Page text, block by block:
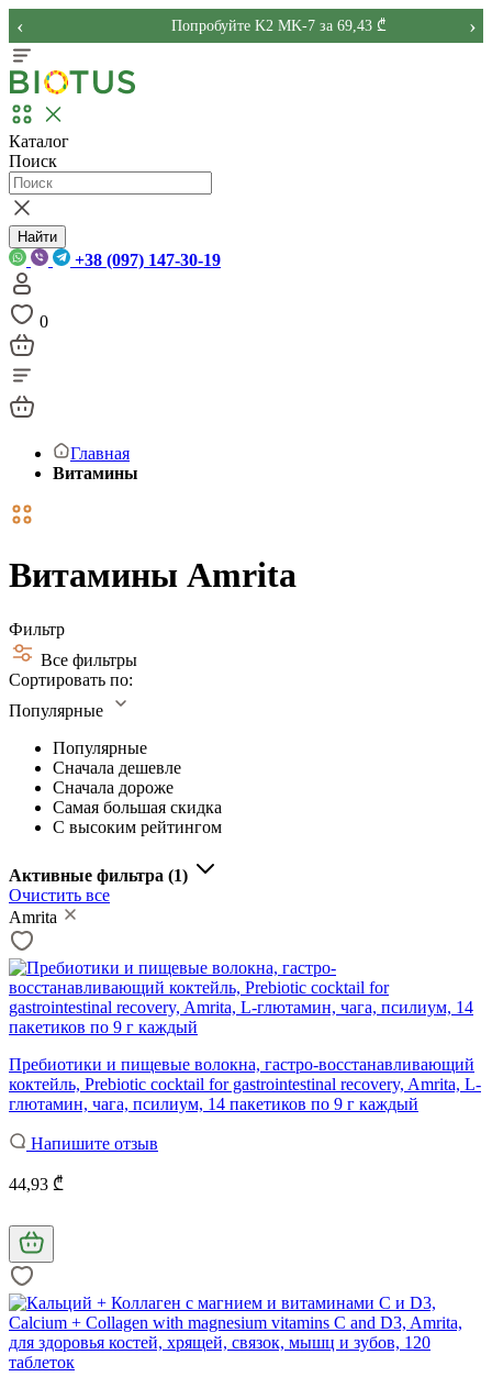
Попробуйте K2 MK-7 за 69,43 ₾
‹ ›
Каталог
Поиск
Найти
+38 (097) 147-30-19
0
Главная
Витамины
Витамины Amrita
Фильтр
Все фильтры
Сортировать по:
Популярные
Популярные
Сначала дешевле
Сначала дороже
Самая большая скидка
С высоким рейтингом
Активные фильтра (1)
Очистить все
Amrita
Пребиотики и пищевые волокна, гастро-восстанавливающий
коктейль, Prebiotic cocktail for gastrointestinal recovery, Amrita, L-
глютамин, чага, псилиум, 14 пакетиков по 9 г каждый
Напишите отзыв
44,93 ₾